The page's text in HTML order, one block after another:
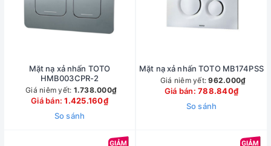
Mặt nạ xả nhấn TOTO
HMB003CPR-2
Giá niêm yết: 1.738.000₫
Giá bán:1.425.160₫
So sánh
Mặt nạ xả nhấn TOTO MB174PSS
Giá niêm yết:962.000₫
Giá bán:788.840₫
So sánh